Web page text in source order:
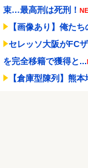
束…最高刑は死刑！
【画像あり】俺た
セレッソ大阪がFC
を完全移籍で獲得と...
【倉庫型陳列】熊